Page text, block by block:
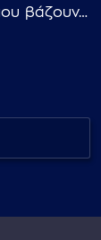
βάζουν…